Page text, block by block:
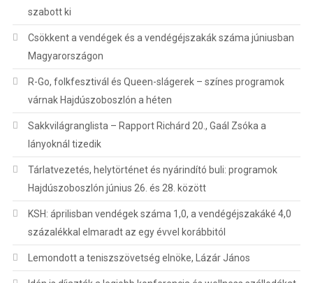
szabott ki
Csökkent a vendégek és a vendégéjszakák száma júniusban
Magyarországon
R-Go, folkfesztivál és Queen-slágerek – színes programok
várnak Hajdúszoboszlón a héten
Sakkvilágranglista – Rapport Richárd 20., Gaál Zsóka a
lányoknál tizedik
Tárlatvezetés, helytörténet és nyárindító buli: programok
Hajdúszoboszlón június 26. és 28. között
KSH: áprilisban vendégek száma 1,0, a vendégéjszakáké 4,0
százalékkal elmaradt az egy évvel korábbitól
Lemondott a teniszszövetség elnöke, Lázár János